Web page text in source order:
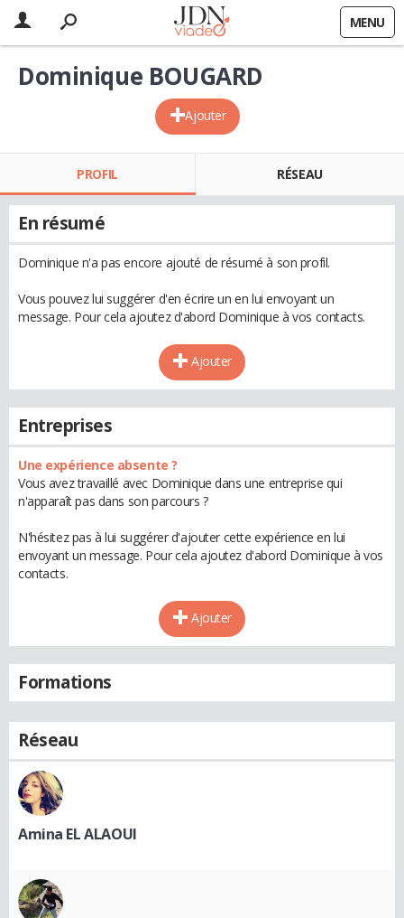
MENU
Ajouter
Dominique BOUGARD
PROFIL RÉSEAU
En résumé
Dominique n'a pas encore ajouté de résumé à son profil.
Vous pouvez lui suggérer d'en écrire un en lui envoyant un
message. Pour cela ajoutez d'abord Dominique à vos contacts.
Ajouter
Entreprises
Une expérience absente ?
Vous avez travaillé avec Dominique dans une entreprise qui
n'apparaît pas dans son parcours ?
N'hésitez pas à lui suggérer d'ajouter cette expérience en lui
envoyant un message. Pour cela ajoutez d'abord Dominique à vos
contacts.
Ajouter
Formations
Réseau
Amina EL ALAOUI